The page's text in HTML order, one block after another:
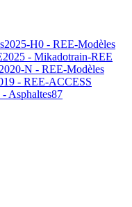
2025-H0 - REE-Modèles
2025 - Mikadotrain-REE
2020-N - REE-Modèles
- REE-ACCESS
- Asphaltes87